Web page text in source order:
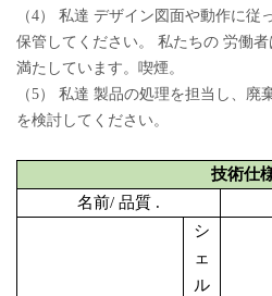
（4） 私達 デザイン図面や動作に従
保管してください。 私たちの 労働
満たしています。喫煙。
（5） 私達 製品の処理を担当し、廃
を検討してください。
技術仕
名前/ 品質 .
シ
ェ
ル